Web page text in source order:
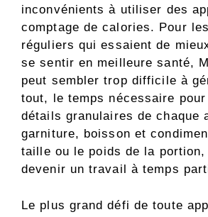
inconvénients à utiliser des
comptage de calories. Pour
réguliers qui essaient de
se sentir en meilleure santé,
peut sembler trop difficile à
tout, le temps nécessaire
détails granulaires de chaque
garniture, boisson et
taille ou le poids de la portion,
devenir un travail à temps
Le plus grand défi de toute